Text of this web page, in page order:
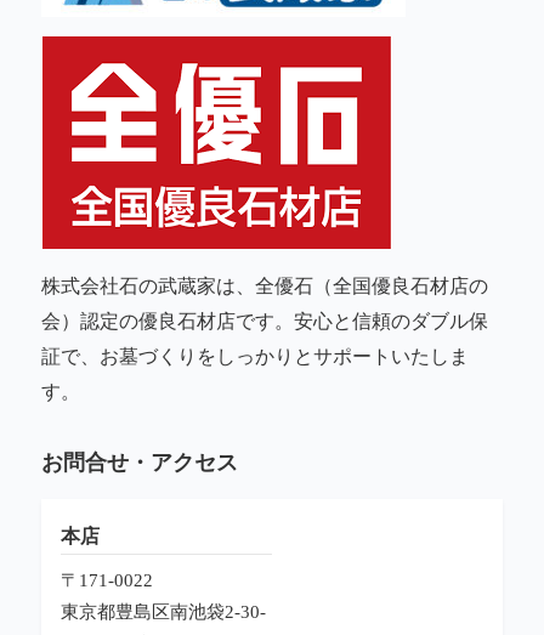
株式会社石の武蔵家は、全優石（全国優良石材店の
会）認定の優良石材店です。安心と信頼のダブル保
証で、お墓づくりをしっかりとサポートいたしま
す。
お問合せ・アクセス
本店
〒171-0022
東京都豊島区南池袋2-30-